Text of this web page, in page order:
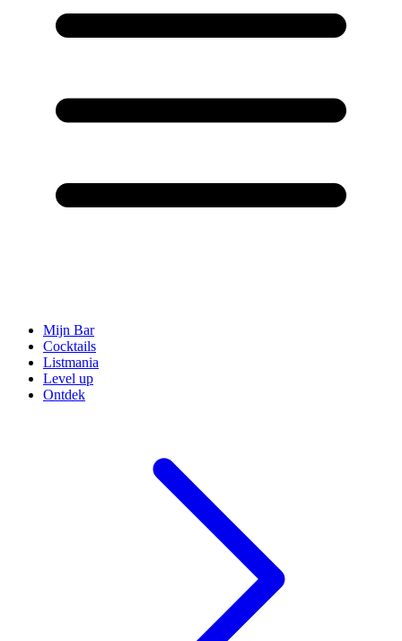
Mijn Bar
Cocktails
Listmania
Level up
Ontdek